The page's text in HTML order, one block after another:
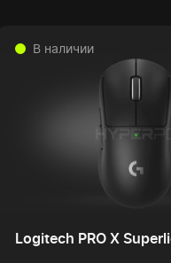
В наличии
Logitech PRO X